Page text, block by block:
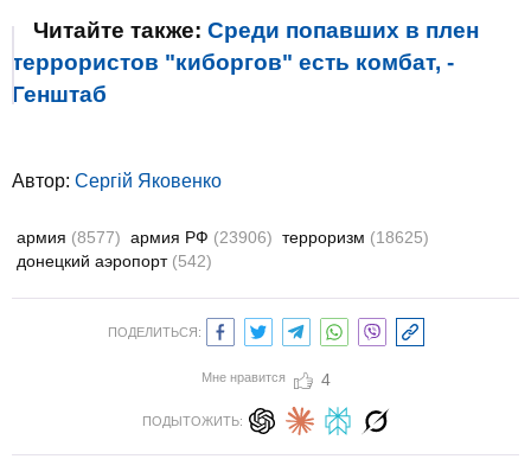
Читайте также: Среди попавших в плен
террористов "киборгов" есть комбат, -
Генштаб
Автор: Сергій Яковенко
армия (8577) армия РФ (23906) терроризм (18625)
донецкий аэропорт (542)
ПОДЕЛИТЬСЯ:
Мне нравится 4
ПОДЫТОЖИТЬ: